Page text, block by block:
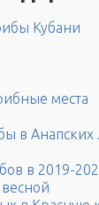
Кубани
места
в Анапских
в 2019-